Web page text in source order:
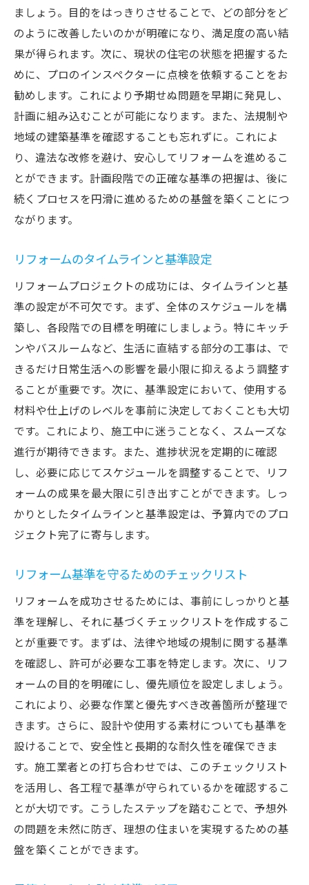
ましょう。目的をはっきりさせることで、どの部分をど
のように改善したいのかが明確になり、満足度の高い結
果が得られます。次に、現状の住宅の状態を把握するた
めに、プロのインスペクターに点検を依頼することをお
勧めします。これにより予期せぬ問題を早期に発見し、
計画に組み込むことが可能になります。また、法規制や
地域の建築基準を確認することも忘れずに。これによ
り、違法な改修を避け、安心してリフォームを進めるこ
とができます。計画段階での正確な基準の把握は、後に
続くプロセスを円滑に進めるための基盤を築くことにつ
ながります。
リフォームのタイムラインと基準設定
リフォームプロジェクトの成功には、タイムラインと基
準の設定が不可欠です。まず、全体のスケジュールを構
築し、各段階での目標を明確にしましょう。特にキッチ
ンやバスルームなど、生活に直結する部分の工事は、で
きるだけ日常生活への影響を最小限に抑えるよう調整す
ることが重要です。次に、基準設定において、使用する
材料や仕上げのレベルを事前に決定しておくことも大切
です。これにより、施工中に迷うことなく、スムーズな
進行が期待できます。また、進捗状況を定期的に確認
し、必要に応じてスケジュールを調整することで、リフ
ォームの成果を最大限に引き出すことができます。しっ
かりとしたタイムラインと基準設定は、予算内でのプロ
ジェクト完了に寄与します。
リフォーム基準を守るためのチェックリスト
リフォームを成功させるためには、事前にしっかりと基
準を理解し、それに基づくチェックリストを作成するこ
とが重要です。まずは、法律や地域の規制に関する基準
を確認し、許可が必要な工事を特定します。次に、リフ
ォームの目的を明確にし、優先順位を設定しましょう。
これにより、必要な作業と優先すべき改善箇所が整理で
きます。さらに、設計や使用する素材についても基準を
設けることで、安全性と長期的な耐久性を確保できま
す。施工業者との打ち合わせでは、このチェックリスト
を活用し、各工程で基準が守られているかを確認するこ
とが大切です。こうしたステップを踏むことで、予想外
の問題を未然に防ぎ、理想の住まいを実現するための基
盤を築くことができます。